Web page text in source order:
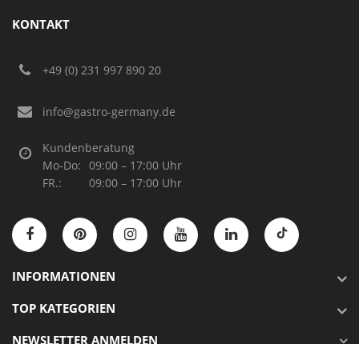
KONTAKT
+49 (0) 231 997 890 20
info@gastro-germany.de
Kundenberatung
Mo-Do: 09:00 – 17:00 Uhr
FR.:
09:00 – 17:00 Uhr
INFORMATIONEN
TOP KATEGORIEN
NEWSLETTER ANMELDEN